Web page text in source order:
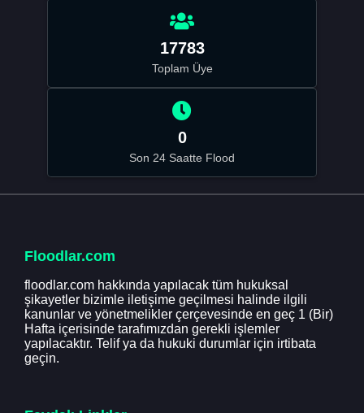
17783
Toplam Üye
0
Son 24 Saatte Flood
Floodlar.com
floodlar.com hakkında yapılacak tüm hukuksal
şikayetler bizimle iletişime geçilmesi halinde ilgili
kanunlar ve yönetmelikler çerçevesinde en geç 1 (Bir)
Hafta içerisinde tarafımızdan gerekli işlemler
yapılacaktır. Telif ya da hukuki durumlar için irtibata
geçin.